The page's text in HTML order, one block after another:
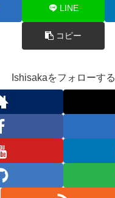
LINE
コピー
Ishisakaをフォローする